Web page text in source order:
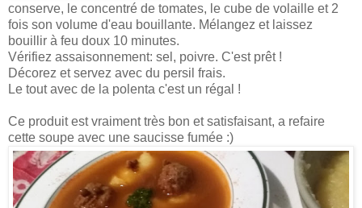
conserve, le concentré de tomates, le cube de volaille et 2
fois son volume d'eau bouillante. Mélangez et laissez
bouillir à feu doux 10 minutes.
Vérifiez assaisonnement: sel, poivre. C'est prêt !
Décorez et servez avec du persil frais.
Le tout avec de la polenta c'est un régal !
Ce produit est vraiment très bon et satisfaisant, a refaire
cette soupe avec une saucisse fumée :)